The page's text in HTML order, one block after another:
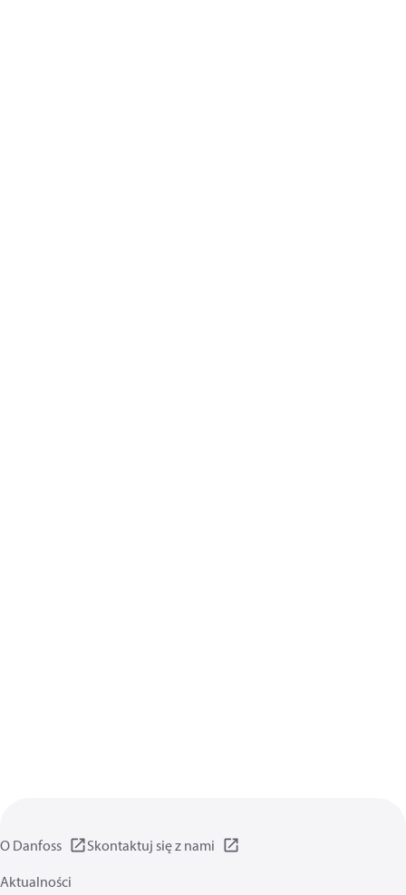
O Danfoss
Skontaktuj się z nami
Aktualności